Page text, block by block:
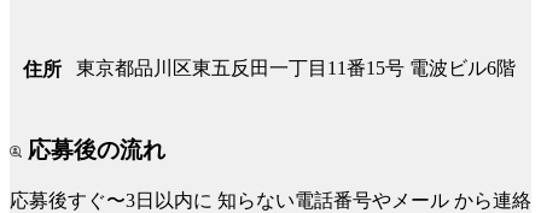
住所 東京都品川区東五反田一丁目11番15号 電波ビル6階
応募後の流れ
応募後すぐ〜3日以内に 知らない電話番号やメール から連絡